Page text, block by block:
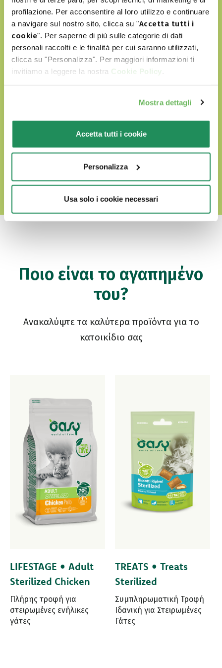
profilazione. Per acconsentire al loro utilizzo e continuare
a navigare sul nostro sito, clicca su "Accetta tutti i
cookie". Per saperne di più sulle categorie di dati
personali raccolti e le finalità per cui saranno utilizzati,
clicca su "Personalizza". Per maggiori informazioni ti
invitiamo a leggere la nostra Cookie Policy
Mostra dettagli
Accetta tutti i cookie
Personalizza
Usa solo i cookie necessari
παράγονται με επιλεγμένα φυσικά
συσταστικά
δεν περιέχουν τεχνητά χρώματα ή
αρώματα
ΑΝΑΚΑΛΎΨΤΕ ΤΟΝ WORLD OF LOVE ΜΑΣ
Ποιο είναι το αγαπημένο
του?
Ανακαλύψτε τα καλύτερα προϊόντα για το
κατοικίδιο σας
LIFESTAGE • Adult
Sterilized Chicken
Πλήρης τροφή για
στειρωμένες ενήλικες
γάτες
TREATS • Treats
Sterilized
Συμπληρωματική Τροφή
Ιδανική για Στειρωμένες
Γάτες